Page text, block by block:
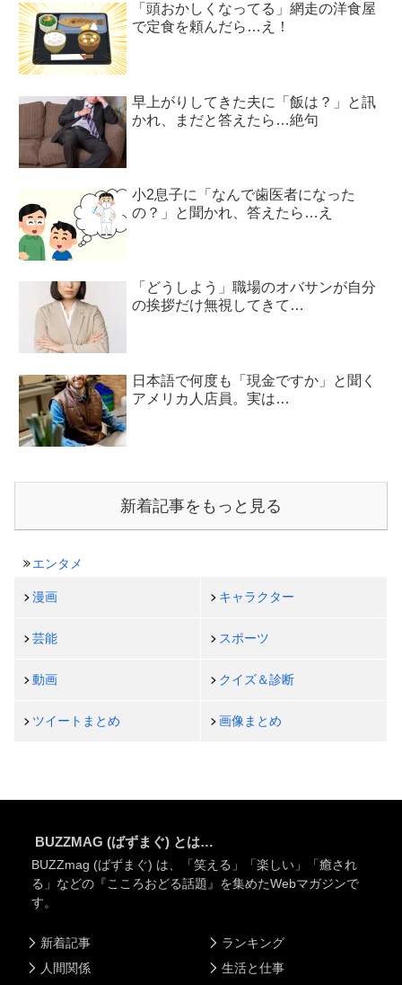
「頭おかしくなってる」網走の洋食屋
で定食を頼んだら…え！
早上がりしてきた夫に「飯は？」と訊
かれ、まだと答えたら…絶句
小2息子に「なんで歯医者になった
の？」と聞かれ、答えたら…え
「どうしよう」職場のオバサンが自分
の挨拶だけ無視してきて…
日本語で何度も「現金ですか」と聞く
アメリカ人店員。実は…
新着記事をもっと見る
エンタメ
漫画 キャラクター
芸能 スポーツ
動画 クイズ＆診断
ツイートまとめ 画像まとめ
BUZZMAG (ばずまぐ) とは…
BUZZmag (ばずまぐ) は、「笑える」「楽しい」「癒され
る」などの『こころおどる話題』を集めたWebマガジンで
す。
新着記事
人間関係
ランキング
生活と仕事